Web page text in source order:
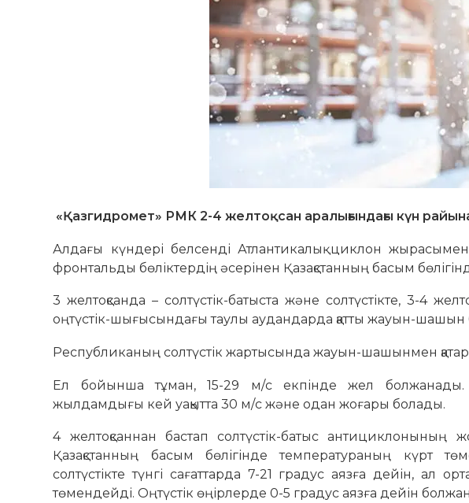
«Қазгидромет» РМК 2-4 желтоқсан аралығындағы күн
Алдағы күндері белсенді Атлантикалық циклон
фронтальды бөліктердің әсерінен Қазақстанның басым
3 желтоқсанда – солтүстік-батыста және солтүстікте, 3-4
оңтүстік-шығысындағы таулы аудандарда қатты жауын-
Республиканың солтүстік жартысында жауын-шашынмен қатар
Ел бойынша тұман, 15-29 м/с екпінде жел болжанады.
жылдамдығы кей уақытта 30 м/с және одан жоғары болады.
4 желтоқсаннан бастап солтүстік-батыс антициклонының
Қазақстанның басым бөлігінде температураның күрт
солтүстікте түнгі сағаттарда 7-21 градус аязға дейін, ал
төмендейді. Оңтүстік өңірлерде 0-5 градус аязға дейін